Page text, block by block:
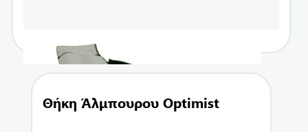
Θήκη Άλμπουρου Optimist